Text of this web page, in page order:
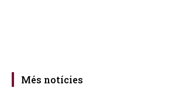
Més notícies